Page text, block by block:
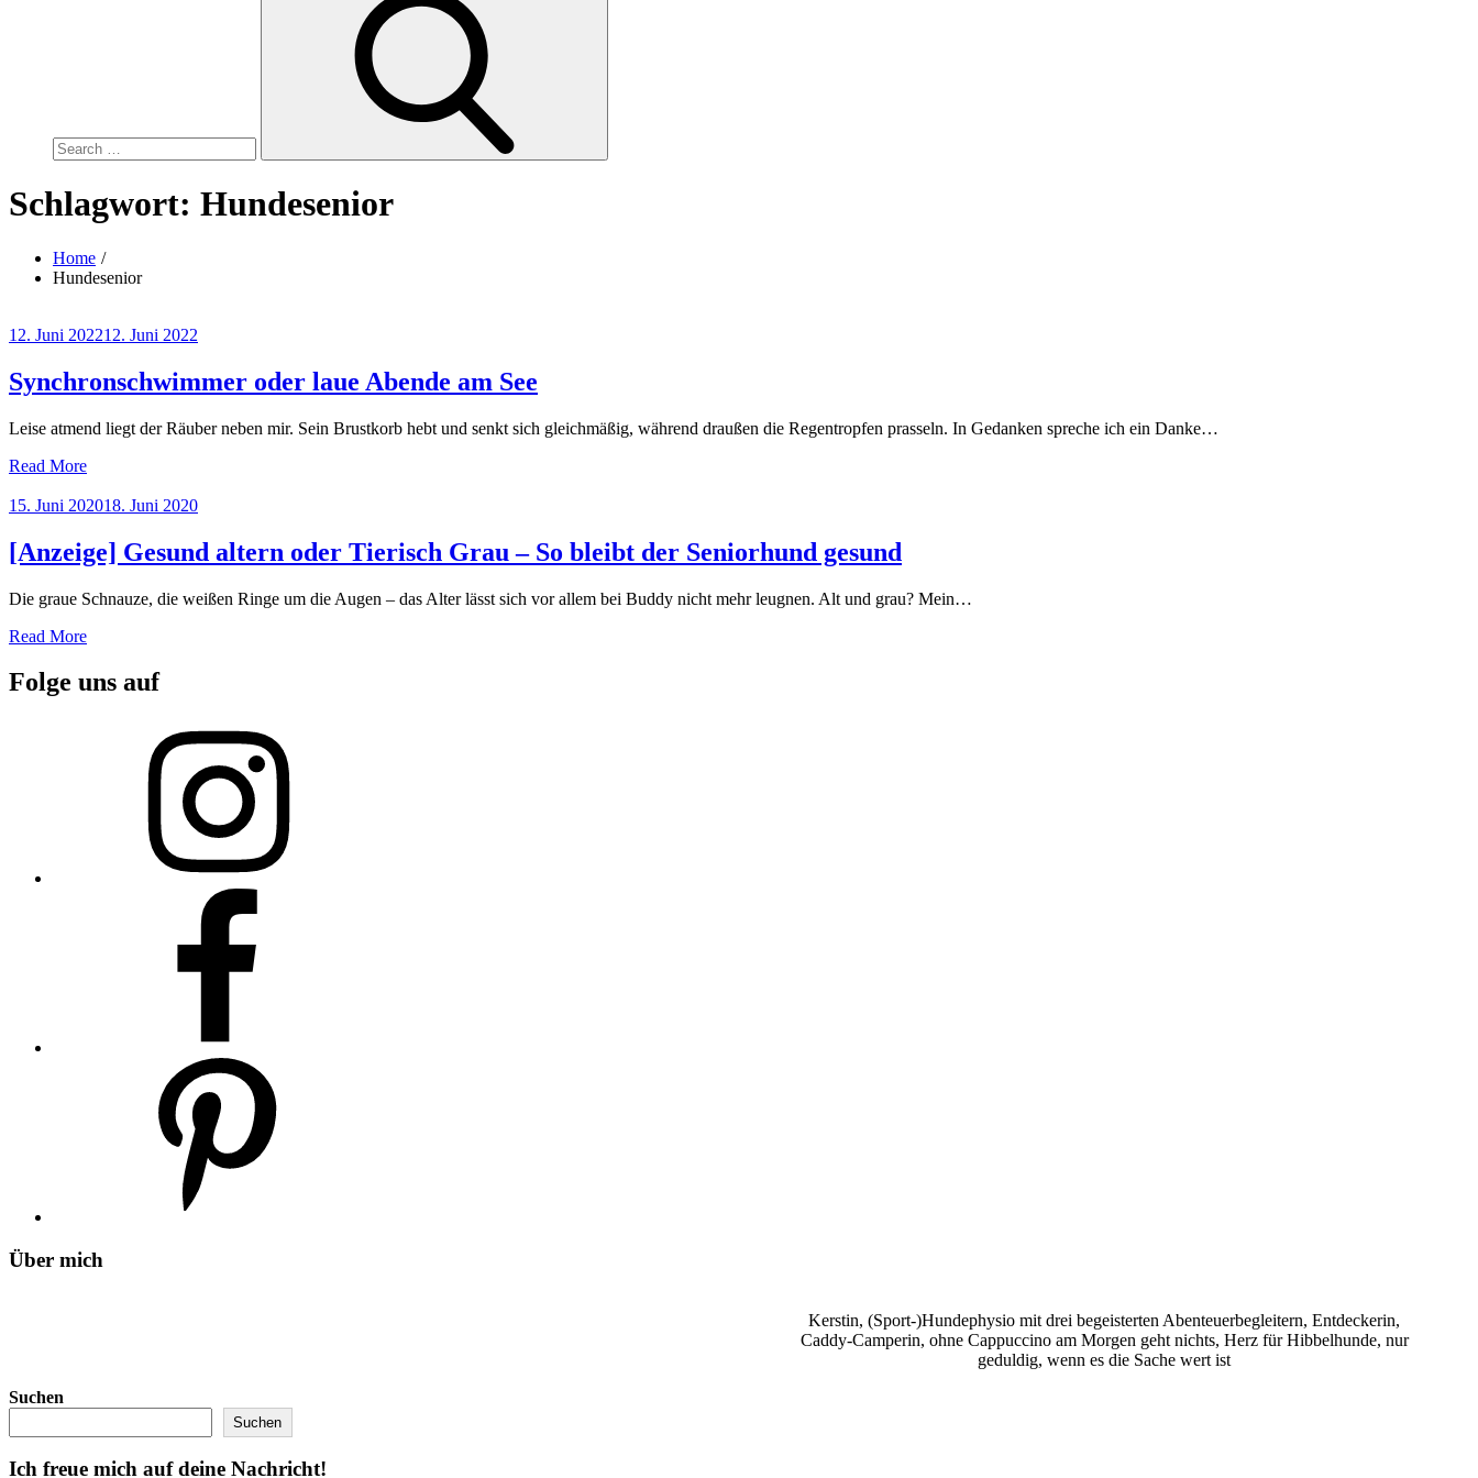
Schlagwort: Hundesenior
Home
Hundesenior
Posted
12. Juni 202212. Juni 2022
Synchronschwimmer oder laue Abende am See
Leise atmend liegt der Räuber neben mir. Sein Brustkorb hebt und senkt sich gleichmäßig, während draußen die Regentropfen prasseln. In Gedanken spreche ich ein Danke…
Read More
Posted
15. Juni 202018. Juni 2020
[Anzeige] Gesund altern oder Tierisch Grau – So bleibt der Seniorhund gesund
Die graue Schnauze, die weißen Ringe um die Augen – das Alter lässt sich vor allem bei Buddy nicht mehr leugnen. Alt und grau? Mein…
Read More
Folge uns auf
Über mich
Kerstin, (Sport-)Hundephysio mit drei begeisterten Abenteuerbegleitern, Entdeckerin,
Caddy-Camperin, ohne Cappuccino am Morgen geht nichts, Herz für Hibbelhunde, nur
geduldig, wenn es die Sache wert ist
Suchen
Suchen
Ich freue mich auf deine Nachricht!